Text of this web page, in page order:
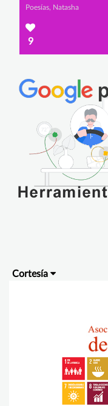
Poesías, Natasha
9
Cortesía